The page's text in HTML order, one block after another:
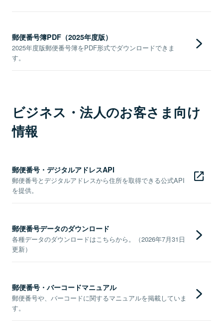
郵便番号簿PDF（2025年度版）
2025年度版郵便番号簿をPDF形式でダウンロードできま
す。
ビジネス・法人のお客さま向け
情報
郵便番号・デジタルアドレスAPI
郵便番号とデジタルアドレスから住所を取得できる公式API
を提供。
郵便番号データのダウンロード
各種データのダウンロードはこちらから。（2026年7月31日
更新）
郵便番号・バーコードマニュアル
郵便番号や、バーコードに関するマニュアルを掲載していま
す。